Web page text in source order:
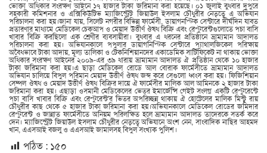
ভোক্তা অধিকার সংরক্ষণ আইনে ১৭ হাজার টাকা জরিমানা করা হয়েছে। ০১ জুলাই বুধবার দুপুরে
সহকারী কমিশনার ও এক্সিকিউটিভ ম্যাজিস্ট্রেট জিয়াউল ইসলাম চৌধুরীর নেতৃত্বে এ অভিযান
পরিচালনা করা হয়।জানা যায়, সিলেট নগরীর বিভিন্ন ফার্মেসী, ডায়াগনস্টিক সেন্টারে দীর্ঘদিন যাবত
প্রতারণার মাধ্যমে মেডিকেল চেকআপ ও মেয়াদ উত্তীর্ণ ঔষধ বিক্রি এবং রেস্টুরেন্টগুলোতে পচা বাসি
খাবার বিক্রি করছিলো এক শ্রেণীর ব্যবসায়ীরা। বুধবার এ ধরনের প্রতিষ্ঠানে ভ্রাম্যমান আদালত
পরিচালনা করা হয়। অভিযানকালে পপুলার ডায়াগনিস্টিক সেন্টারে প্যাথালজিকেল পরিক্ষায়
অবৈধভাবে টাকা আদায়, মূল্য তালিকা ও টেকনিশিয়ানদের একাডেমিক সার্টিফিকেট না থাকায় ভোক্তা
অধিকার সংরক্ষণ আইনের ২০০৯-এর ৩৯ ধারায় ভ্রাম্যমান আদালত ঐ প্রতিষ্ঠান থেকে ১০ হাজার
টাকা জরিমানা করা হয়।এ ছাড়া মেডিকেল রোডে আল বোরাক ফার্মেসীতে ভ্রাম্যমান আদালত
অভিযান চালিয়ে বিপুল পরিমান মেয়াদ উত্তীর্ণ ঔষধ জব্দ করে সেগুলো ধ্বংস করা হয়। ফিজিশিয়ান
সেম্পল ঔষধ ও মেয়াদ উত্তীর্ণ ঔষধ বিক্রির দায়ে ঐ ফার্মেসীর মালিক আল আমিনকে ২ হাজার টাকা
জরিমানা করা হয়। এছাড়া ওসমানী মেডিকেলের ভেতর ইমার্জেন্সি গেইট সংলগ্ন একটি রেস্টুরেন্টে
পচা বাসি খাবার বিক্রি এবং রেস্টুরেন্ট’র ভিতর অপরিচ্ছন্ন থাকায় ঐ হোটেলের মালিক মিন্টু রায়
চৌধুরীর কাছ থেকে ৫ হাজার টাকা জরিমানা করা হয়।অভিযানকালে মেডিকেল রোডের জমিদার
রেস্টুরেন্ট ও জান্নাত ফার্মেসীতে অনিয়ম পরিলক্ষিত হলে ভ্রাম্যমান আদালত তাদেরকে সতর্ক করে
দেন। ম্যাজিস্ট্রেট জিয়াউল ইসলাম চৌধুরীর নেতৃত্বে অভিযানে অংশ নেন, সাংবাদিক নাছির আহমদ
খান, এএসআই বজলু ও এএসআই জামালসহ বিপুল সংখ্যক পুলিশ।
পঠিত : ১৫০